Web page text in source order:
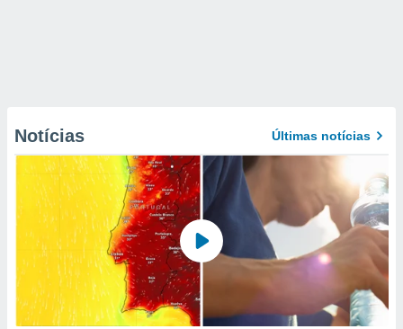
Notícias Últimas notícias